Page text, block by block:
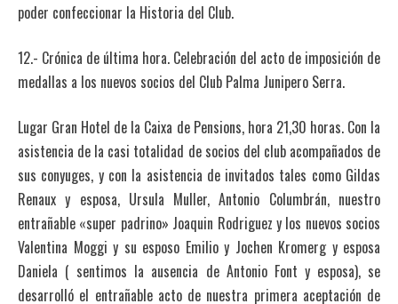
poder confeccionar la Historia del Club.
12.- Crónica de última hora. Celebración del acto de imposición de
medallas a los nuevos socios del Club Palma Junipero Serra.
Lugar Gran Hotel de la Caixa de Pensions, hora 21,30 horas. Con la
asistencia de la casi totalidad de socios del club acompañados de
sus conyuges, y con la asistencia de invitados tales como Gildas
Renaux y esposa, Ursula Muller, Antonio Columbrán, nuestro
entrañable «super padrino» Joaquin Rodriguez y los nuevos socios
Valentina Moggi y su esposo Emilio y Jochen Kromerg y esposa
Daniela ( sentimos la ausencia de Antonio Font y esposa), se
desarrolló el entrañable acto de nuestra primera aceptación de